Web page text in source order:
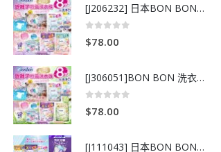
[J206232] 日本BON BON銀離子抗菌啫喱洗衣珠 (80粒)
$78.00
[J306051]BON BON 洗衣珠-牧場+爽+玫瑰葡萄-80粒
$78.00
[J111043] 日本BON BON銀離子抗菌啫喱洗衣珠 (80粒)